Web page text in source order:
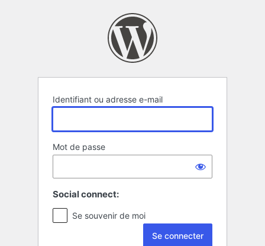
Identifiant ou adresse e-mail
Mot de passe
Social connect:
Se souvenir de moi